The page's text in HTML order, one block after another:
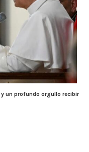
un profundo orgullo recibir